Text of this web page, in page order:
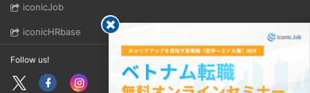
iconicJob
iconicHRbase
Follow us!